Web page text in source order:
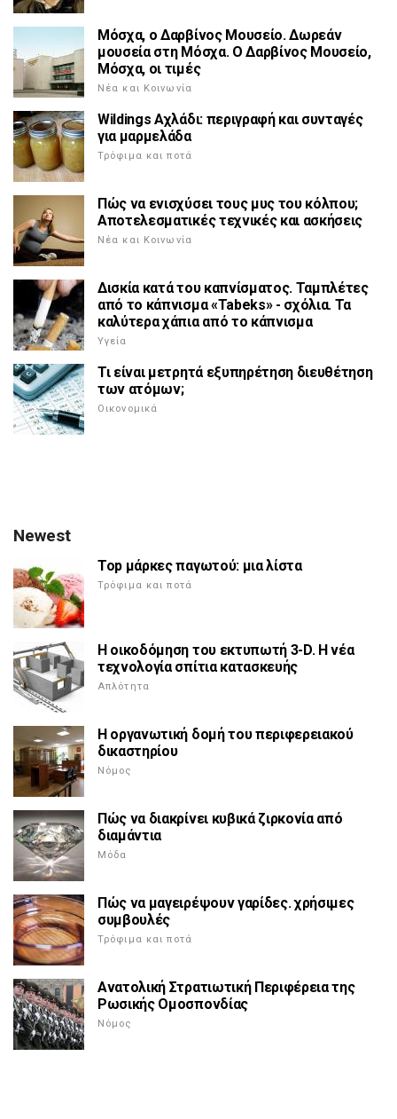
Μόσχα, ο Δαρβίνος Μουσείο. Δωρεάν
μουσεία στη Μόσχα. Ο Δαρβίνος Μουσείο,
Μόσχα, οι τιμές
Νέα και Κοινωνία
Wildings Αχλάδι: περιγραφή και συνταγές
για μαρμελάδα
Τρόφιμα και ποτά
Πώς να ενισχύσει τους μυς του κόλπου;
Αποτελεσματικές τεχνικές και ασκήσεις
Νέα και Κοινωνία
Δισκία κατά του καπνίσματος. Ταμπλέτες
από το κάπνισμα «Tabeks» - σχόλια. Τα
καλύτερα χάπια από το κάπνισμα
Υγεία
Τι είναι μετρητά εξυπηρέτηση διευθέτηση
των ατόμων;
Οικονομικά
Newest
Top μάρκες παγωτού: μια λίστα
Τρόφιμα και ποτά
Η οικοδόμηση του εκτυπωτή 3-D. Η νέα
τεχνολογία σπίτια κατασκευής
Απλότητα
Η οργανωτική δομή του περιφερειακού
δικαστηρίου
Νόμος
Πώς να διακρίνει κυβικά ζιρκονία από
διαμάντια
Μόδα
Πώς να μαγειρέψουν γαρίδες. χρήσιμες
συμβουλές
Τρόφιμα και ποτά
Ανατολική Στρατιωτική Περιφέρεια της
Ρωσικής Ομοσπονδίας
Νόμος